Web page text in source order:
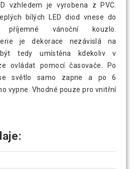
vzhledem je vyrobena z PVC.
bílých LED diod vnese do
příjemné vánoční kouzlo.
je dekorace nezávislá na
tedy umístěna kdekoliv v
ovládat pomocí časovače. Po
světlo samo zapne a po 6
vypne. Vhodné pouze pro vnitřní